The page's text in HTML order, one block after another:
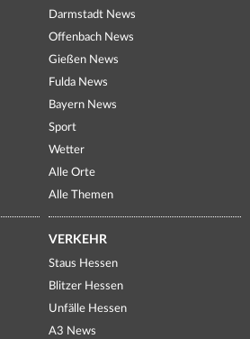
Darmstadt News
Offenbach News
Gießen News
Fulda News
Bayern News
Sport
Wetter
Alle Orte
Alle Themen
VERKEHR
Staus Hessen
Blitzer Hessen
Unfälle Hessen
A3 News